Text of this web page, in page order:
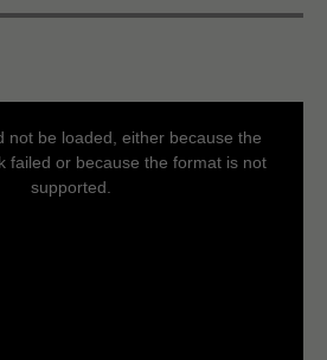
not be loaded, either because the
failed or because the format is not
supported.